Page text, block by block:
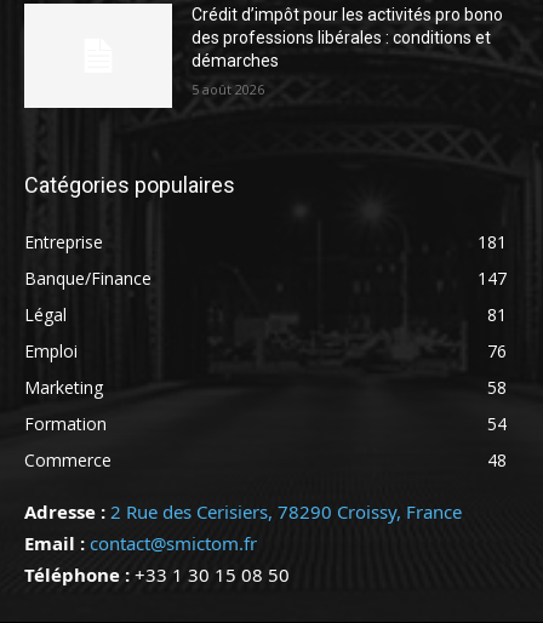
Crédit d’impôt pour les activités pro bono
des professions libérales : conditions et
démarches
5 août 2026
Catégories populaires
Entreprise
181
Banque/Finance
147
Légal
81
Emploi
76
Marketing
58
Formation
54
Commerce
48
Adresse : 2 Rue des Cerisiers, 78290 Croissy, France
Email : contact@smictom.fr
Téléphone : +33 1 30 15 08 50